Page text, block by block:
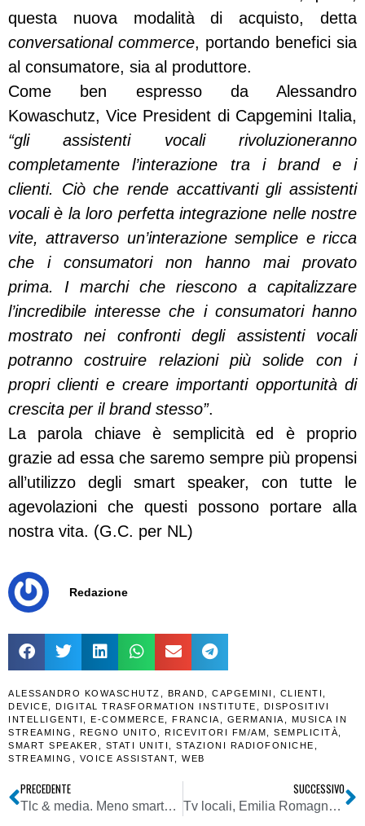
questa nuova modalità di acquisto, detta
conversational commerce, portando benefici sia
al consumatore, sia al produttore.
Come ben espresso da Alessandro
Kowaschutz, Vice President di Capgemini Italia,
“gli assistenti vocali rivoluzioneranno
completamente l’interazione tra i brand e i
clienti. Ciò che rende accattivanti gli assistenti
vocali è la loro perfetta integrazione nelle nostre
vite, attraverso un’interazione semplice e ricca
che i consumatori non hanno mai provato
prima. I marchi che riescono a capitalizzare
l’incredibile interesse che i consumatori hanno
mostrato nei confronti degli assistenti vocali
potranno costruire relazioni più solide con i
propri clienti e creare importanti opportunità di
crescita per il brand stesso”.
La parola chiave è semplicità ed è proprio
grazie ad essa che saremo sempre più propensi
all’utilizzo degli smart speaker, con tutte le
agevolazioni che questi possono portare alla
nostra vita. (G.C. per NL)
Redazione
ALESSANDRO KOWASCHUTZ BRAND CAPGEMINI CLIENTI
DEVICE
DIGITAL TRASFORMATION INSTITUTE
DISPOSITIVI
INTELLIGENTI
E-COMMERCE FRANCIA GERMANIA
MUSICA IN
STREAMING
REGNO UNITO RICEVITORI FM/AM SEMPLICITÀ
SMART SPEAKER
STATI UNITI STAZIONI RADIOFONICHE
STREAMING
VOICE ASSISTANT WEB
PRECEDENTE
Tlc & media. Meno smartphone venduti in Italia, ma sempre più alto il valore. Device sempre più pro streaming radio
SUCCESSIVO
Tv locali, Emilia Romagna. Storica fusione tra Tv Parma e 12 Teleducato: da rivali a soci